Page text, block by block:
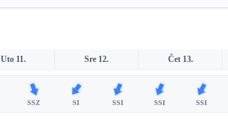
Uto 11. Sre 12. Čet 13.
SSZ SI SSI SSI SSI